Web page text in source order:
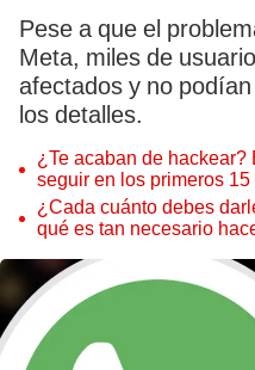
Pese a que el
Meta, miles de
afectados y no
los detalles.
¿Te acaban de
seguir en los primeros
¿Cada cuánto debes
qué es tan necesario